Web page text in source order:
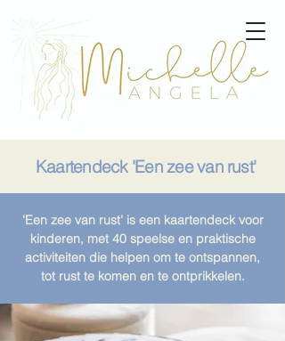
Kaartendeck 'Een zee van rust'
'Een zee van rust' is een kaartendeck voor
kinderen, met 40 speelse en praktische
activiteiten die helpen om te ontspannen,
tot rust te komen en te ontprikkelen.